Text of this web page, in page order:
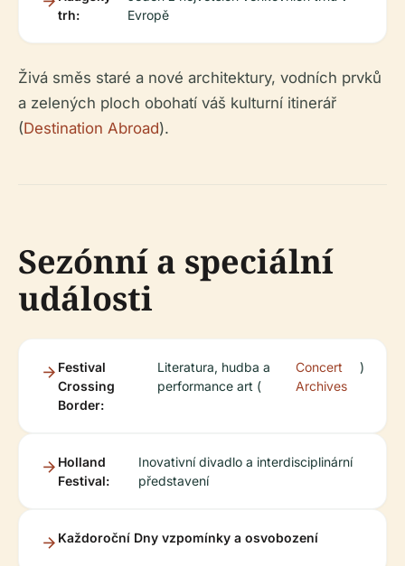
trh:
Evropě
Živá směs staré a nové architektury, vodních prvků
a zelených ploch obohatí váš kulturní itinerář
(Destination Abroad).
Sezónní a speciální
události
Festival
Crossing
Border:
Literatura, hudba a
performance art (
Concert
Archives
)
Holland
Festival:
Inovativní divadlo a interdisciplinární
představení
Každoroční Dny vzpomínky a osvobození